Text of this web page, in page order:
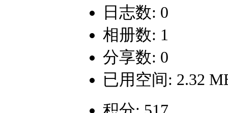
日志数: 0
相册数: 1
分享数: 0
已用空间: 2.32